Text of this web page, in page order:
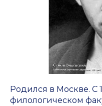
Родился в Москве. С
филологическом